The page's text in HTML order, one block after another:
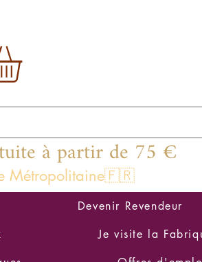
à partir de 75 €
Métropolitaine🇫🇷
Devenir Revendeur
Je visite la